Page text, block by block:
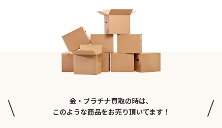
金・プラチナ買取の時は、
このような商品をお売り頂いてます！